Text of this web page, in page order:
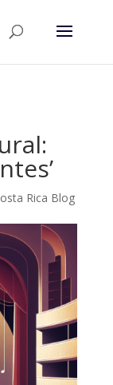
Rica Blog